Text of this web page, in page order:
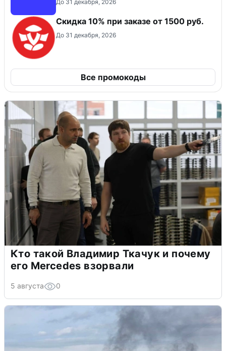
До 31 декабря, 2026
Скидка 10% при заказе от 1500 руб.
До 31 декабря, 2026
Все промокоды
Кто такой Владимир Ткачук и почему
его Mercedes взорвали
5 августа 0